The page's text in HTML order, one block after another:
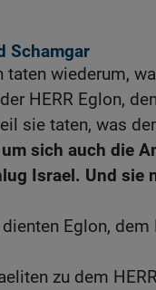
Schamgar
taten wiederum,
HERR Eglon,
sie taten, was
sich auch die
Israel. Und sie
Eglon,
zu dem